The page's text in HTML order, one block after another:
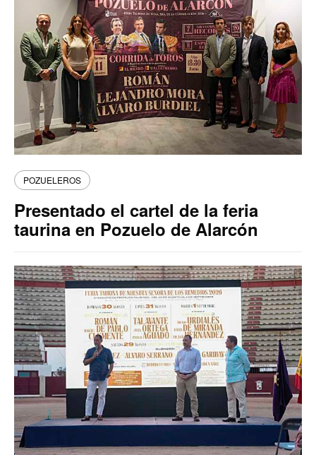
POZUELEROS
Presentado el cartel de la feria
taurina en Pozuelo de Alarcón